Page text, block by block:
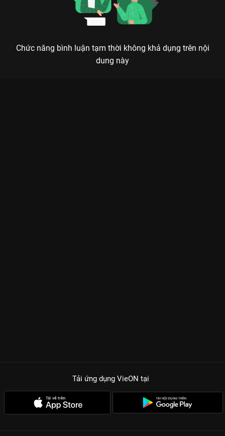
Chức năng bình luận tạm thời không khả dụng trên nội
dung này
Tải ứng dụng VieON tại